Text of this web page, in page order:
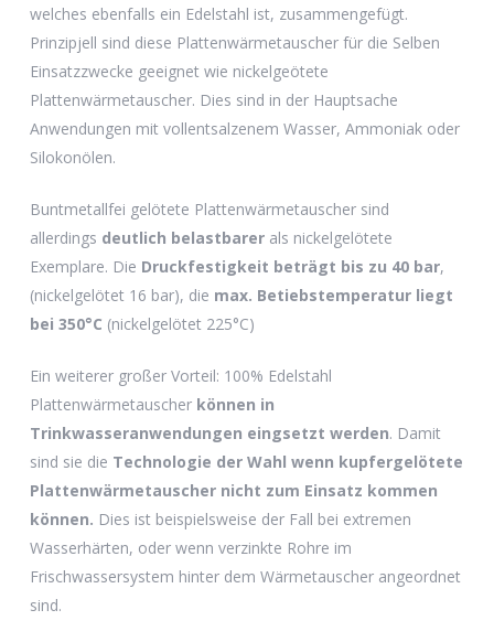
welches ebenfalls ein Edelstahl ist, zusammengefügt.
Prinzipjell sind diese Plattenwärmetauscher für die Selben
Einsatzzwecke geeignet wie nickelgeötete
Plattenwärmetauscher. Dies sind in der Hauptsache
Anwendungen mit vollentsalzenem Wasser, Ammoniak oder
Silokonölen.
Buntmetallfei gelötete Plattenwärmetauscher sind
allerdings deutlich belastbarerals nickelgelötete
Exemplare. Die Druckfestigkeit beträgt bis zu 40 bar,
(nickelgelötet 16 bar), die max. Betiebstemperatur liegt
bei 350°C (nickelgelötet 225°C)
Ein weiterer großer Vorteil: 100% Edelstahl
Plattenwärmetauscherkönnen in
Trinkwasseranwendungen eingsetzt werden. Damit
sind sie die Technologie der Wahl wenn kupfergelötete
Plattenwärmetauscher nicht zum Einsatz kommen
können. Dies ist beispielsweise der Fall bei extremen
Wasserhärten, oder wenn verzinkte Rohre im
Frischwassersystem hinter dem Wärmetauscher angeordnet
sind.